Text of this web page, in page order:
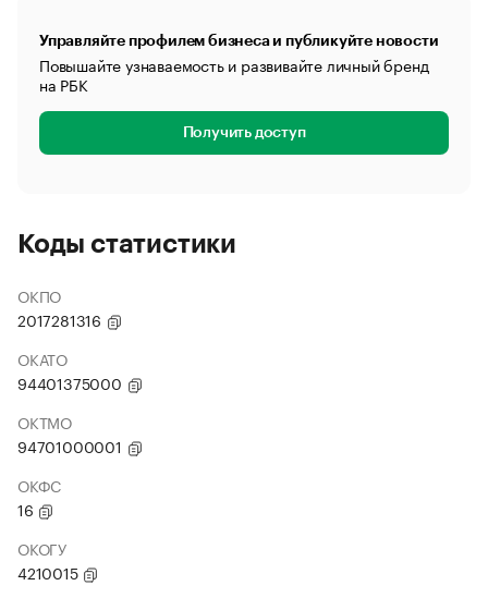
Управляйте профилем бизнеса и публикуйте новости
Повышайте узнаваемость и развивайте личный бренд
на РБК
Получить доступ
Коды статистики
ОКПО
2017281316
ОКАТО
94401375000
ОКТМО
94701000001
ОКФС
16
ОКОГУ
4210015